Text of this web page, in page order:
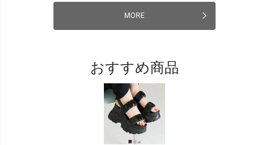
MORE
おすすめ商品